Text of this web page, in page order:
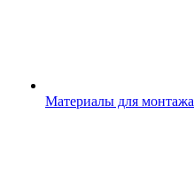
Материалы для монтажа